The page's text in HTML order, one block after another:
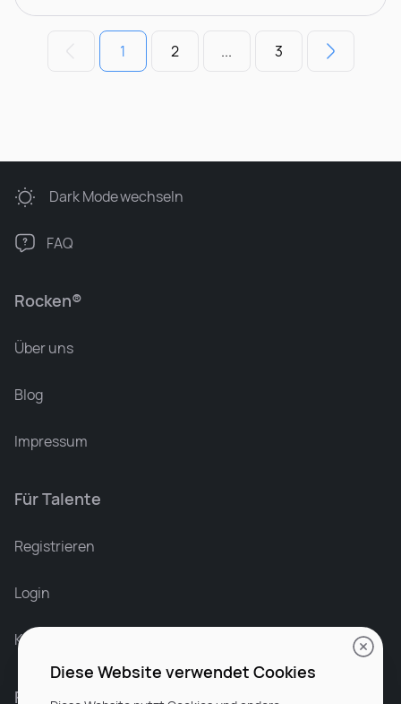
1 2 ... 3
Rocken®
Über uns
Blog
Impressum
Für Talente
Registrieren
Login
Karriere bei Rocken
Für Unternehmen
Dark Modewechseln
FAQ
Diese Website verwendet Cookies